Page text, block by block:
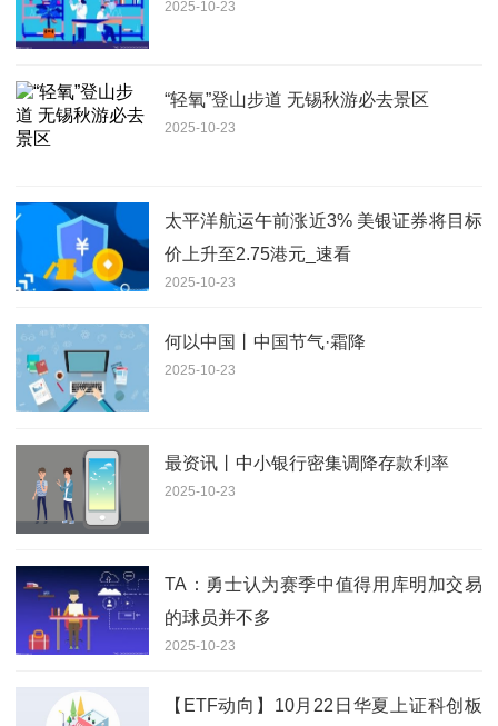
2025-10-23
“轻氧”登山步道 无锡秋游必去景区
2025-10-23
太平洋航运午前涨近3% 美银证券将目标
价上升至2.75港元_速看
2025-10-23
何以中国丨中国节气·霜降
2025-10-23
最资讯丨中小银行密集调降存款利率
2025-10-23
TA：勇士认为赛季中值得用库明加交易
的球员并不多
2025-10-23
【ETF动向】10月22日华夏上证科创板